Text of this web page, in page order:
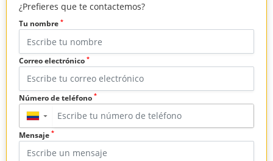
¿Prefieres que te contactemos?
Tu nombre *
Correo electrónico *
Número de teléfono *
▼
Mensaje *